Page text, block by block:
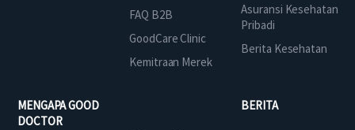
FAQ B2B
GoodCare Clinic
Kemitraan Merek
Asuransi Kesehatan
Pribadi
Berita Kesehatan
MENGAPA GOOD
DOCTOR
BERITA